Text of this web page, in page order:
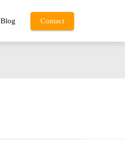
Blog Contact